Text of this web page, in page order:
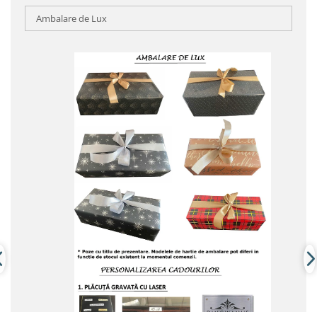
Ambalare de Lux